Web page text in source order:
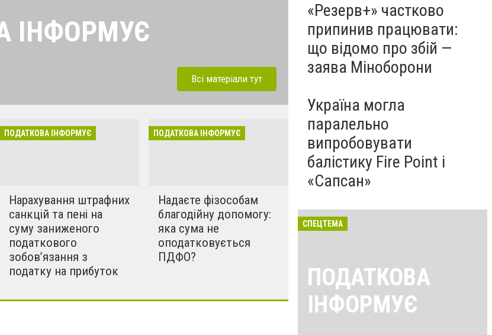
ІНФОРМУЄ
Всі матеріали тут
ПОДАТКОВА ІНФОРМУЄ
Нарахування штрафних
санкцій та пені на
суму заниженого
податкового
зобов’язання з
податку на прибуток
ПОДАТКОВА ІНФОРМУЄ
Надаєте фізособам
благодійну допомогу:
яка сума не
оподатковується
ПДФО?
«Резерв+» частково
припинив працювати:
що відомо про збій —
заява Міноборони
Україна могла
паралельно
випробовувати
балістику Fire Point і
«Сапсан»
СПЕЦТЕМА
ПОДАТКОВА
ІНФОРМУЄ